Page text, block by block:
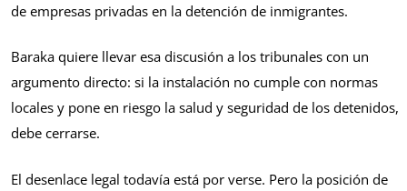
de empresas privadas en la detención de inmigrantes.
Baraka quiere llevar esa discusión a los tribunales con un
argumento directo: si la instalación no cumple con normas
locales y pone en riesgo la salud y seguridad de los detenidos,
debe cerrarse.
El desenlace legal todavía está por verse. Pero la posición de